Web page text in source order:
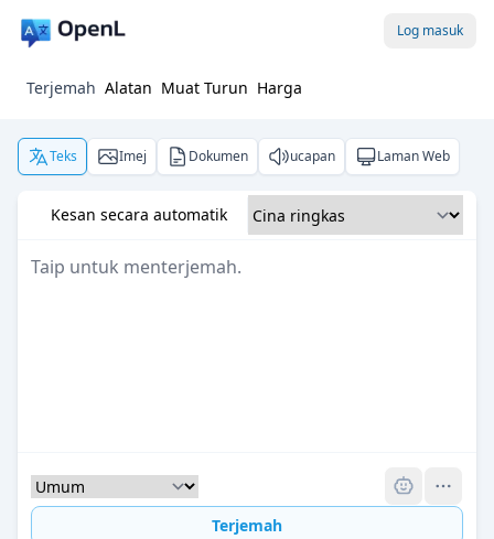
Log masuk
Terjemah Alatan Muat Turun Harga
Teks Imej Dokumen ucapan Laman Web
Kesan secara automatik
Terjemah